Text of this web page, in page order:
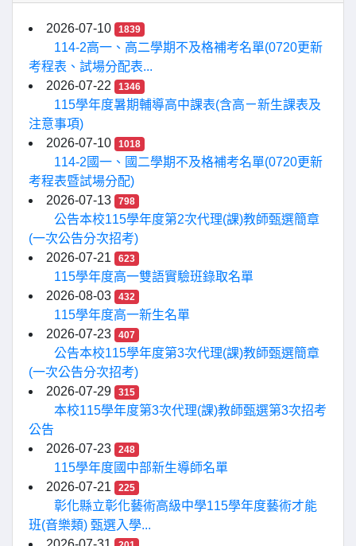
2026-07-10 1839
114-2高一、高二學期不及格補考名單(0720更新
考程表、試場分配表...
2026-07-22
1346
115學年度暑期輔導高中課表(含高ㄧ新生課表及
注意事項)
2026-07-10
1018
114-2國一、國二學期不及格補考名單(0720更新
考程表暨試場分配)
2026-07-13
798
公告本校115學年度第2次代理(課)教師甄選簡章
(一次公告分次招考)
2026-07-21
623
115學年度高一雙語實驗班錄取名單
2026-08-03
432
115學年度高一新生名單
2026-07-23
407
公告本校115學年度第3次代理(課)教師甄選簡章
(一次公告分次招考)
2026-07-29
315
本校115學年度第3次代理(課)教師甄選第3次招考
公告
2026-07-23
248
115學年度國中部新生導師名單
2026-07-21
225
彰化縣立彰化藝術高級中學115學年度藝術才能
班(音樂類) 甄選入學...